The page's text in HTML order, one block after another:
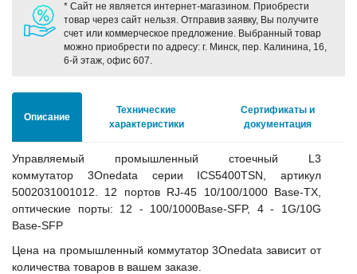
* Сайт не является интернет-магазином. Приобрести
товар через сайт нельзя. Отправив заявку, Вы получите
счет или коммерческое предложение. Выбранный товар
можно приобрести по адресу: г. Минск, пер. Калинина, 16,
6-й этаж, офис 607.
Описание
Технические
характеристики
Сертификаты и
документация
Управляемый промышленный стоечный L3
коммутатор 3Onedata серии ICS5400TSN, артикул
5002031001012. 12 портов RJ-45 10/100/1000 Base-TX,
оптические порты: 12 - 100/1000Base-SFP, 4 - 1G/10G
Base-SFP
Цена на промышленный коммутатор 3Onedata зависит от
количества товаров в вашем заказе.